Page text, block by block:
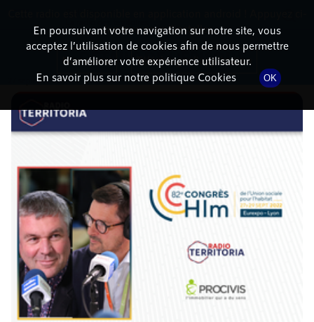
DÉTAILS DE L'ÉPISODE
27 septembre 2022à 10h20 , durée : 10 minutes
En poursuivant votre navigation sur notre site, vous
acceptez l’utilisation de cookies afin de nous permettre
d’améliorer votre expérience utilisateur.
En savoir plus sur notre politique Cookies
OK
dessous pour l'installer.
Non merci Télécharger l'application